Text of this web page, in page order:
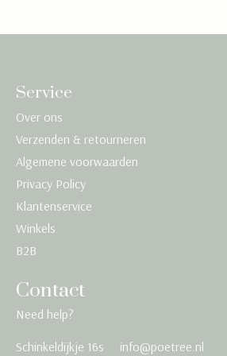
Service
Over ons
Verzenden & retourneren
Algemene voorwaarden
Privacy Policy
Klantenservice
Winkels
B2B
Contact
Need help?
Schinkeldijkje 16s
info@poetree.nl